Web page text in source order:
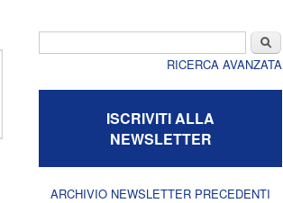
Cerca
RICERCA AVANZATA
ISCRIVITI ALLA
NEWSLETTER
ARCHIVIO NEWSLETTER PRECEDENTI